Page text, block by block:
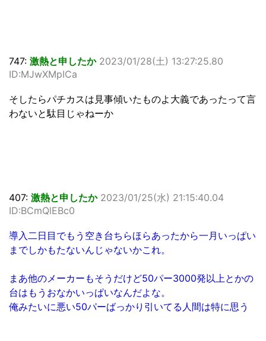
747: 激熱と申したか 2023/01/28(土) 13:27:25.80
ID:MJwXMpICa
そしたらパチカスは見事傾いたものよ大義であったって言
わないと駄目じゃねーか
407: 激熱と申したか 2023/01/25(水) 21:15:40.04
ID:BCmQlEBc0
導入二日目でもう空き台ちらほらあったから一月いっぱい
までしかもたないんじゃないかこれ。
まあ他のメーカーもそうだけど50パー3000発以上とかの
台はもうおなかいっぱいなんだよな。
俺みたいに悪い50パーばっかり引いてる人間は特に思う